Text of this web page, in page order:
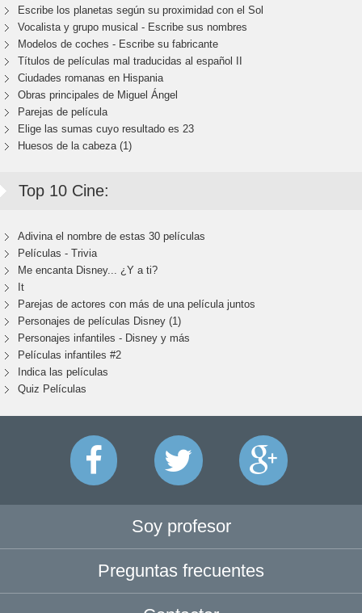
Escribe los planetas según su proximidad con el Sol
Vocalista y grupo musical - Escribe sus nombres
Modelos de coches - Escribe su fabricante
Títulos de películas mal traducidas al español II
Ciudades romanas en Hispania
Obras principales de Miguel Ángel
Parejas de película
Elige las sumas cuyo resultado es 23
Huesos de la cabeza (1)
Top 10 Cine:
Adivina el nombre de estas 30 películas
Películas - Trivia
Me encanta Disney... ¿Y a ti?
It
Parejas de actores con más de una película juntos
Personajes de películas Disney (1)
Personajes infantiles - Disney y más
Películas infantiles #2
Indica las películas
Quiz Películas
Soy profesor
Preguntas frecuentes